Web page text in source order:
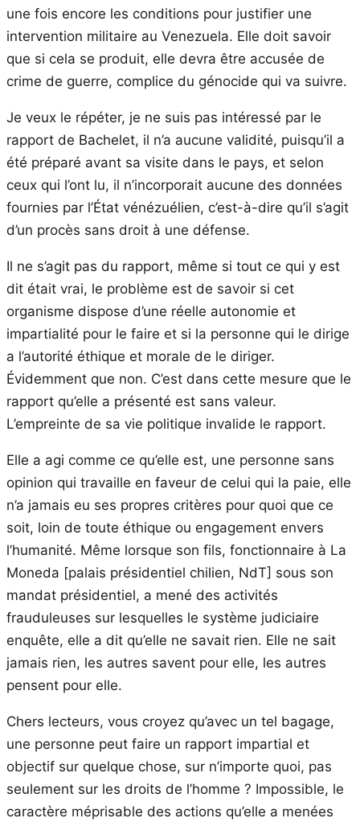
une fois encore les conditions pour justifier une
intervention militaire au Venezuela. Elle doit savoir
que si cela se produit, elle devra être accusée de
crime de guerre, complice du génocide qui va suivre.
Je veux le répéter, je ne suis pas intéressé par le
rapport de Bachelet, il n’a aucune validité, puisqu’il a
été préparé avant sa visite dans le pays, et selon
ceux qui l’ont lu, il n’incorporait aucune des données
fournies par l’État vénézuélien, c’est-à-dire qu’il s’agit
d’un procès sans droit à une défense.
Il ne s’agit pas du rapport, même si tout ce qui y est
dit était vrai, le problème est de savoir si cet
organisme dispose d’une réelle autonomie et
impartialité pour le faire et si la personne qui le dirige
a l’autorité éthique et morale de le diriger.
Évidemment que non. C’est dans cette mesure que le
rapport qu’elle a présenté est sans valeur.
L’empreinte de sa vie politique invalide le rapport.
Elle a agi comme ce qu’elle est, une personne sans
opinion qui travaille en faveur de celui qui la paie, elle
n’a jamais eu ses propres critères pour quoi que ce
soit, loin de toute éthique ou engagement envers
l’humanité. Même lorsque son fils, fonctionnaire à La
Moneda [palais présidentiel chilien, NdT] sous son
mandat présidentiel, a mené des activités
frauduleuses sur lesquelles le système judiciaire
enquête, elle a dit qu’elle ne savait rien. Elle ne sait
jamais rien, les autres savent pour elle, les autres
pensent pour elle.
Chers lecteurs, vous croyez qu’avec un tel bagage,
une personne peut faire un rapport impartial et
objectif sur quelque chose, sur n’importe quoi, pas
seulement sur les droits de l’homme ? Impossible, le
caractère méprisable des actions qu’elle a menées